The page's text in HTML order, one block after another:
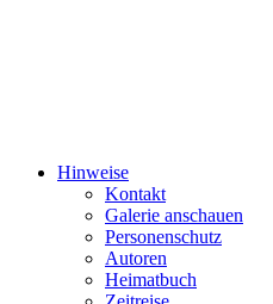
Hinweise
Kontakt
Galerie anschauen
Personenschutz
Autoren
Heimatbuch